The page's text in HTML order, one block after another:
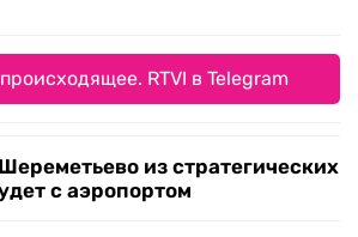
RTVI в Telegram
из стратегических
с аэропортом